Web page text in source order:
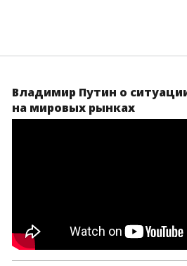
Владимир Путин о
на мировых рынках